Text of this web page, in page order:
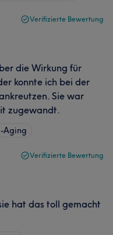
Verifizierte Bewertung
die Wirkung für
konnte ich bei der
Sie war
zugewandt.
Aging
Verifizierte Bewertung
hat das toll gemacht